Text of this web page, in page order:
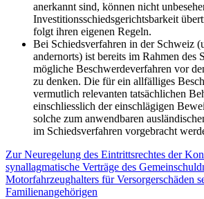
anerkannt sind, können nicht
Investitionsschiedsgerichtsbarkeit
folgt ihren eigenen Regeln.
Bei Schiedsverfahren in der Schweiz
andernorts) ist bereits im Rahmen des
mögliche Beschwerdeverfahren vor
zu denken. Die für ein allfälliges
vermutlich relevanten tatsächlichen
einschliesslich der einschlägigen
solche zum anwendbaren
im Schiedsverfahren vorgebracht
Zur Neuregelung des Eintrittsrechtes der
synallagmatische Verträge des
Motorfahrzeughalters für Versorgerschäden
Familienangehörigen